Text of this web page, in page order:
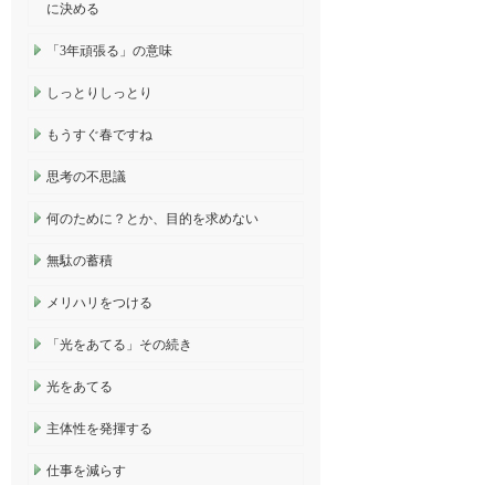
に決める
「3年頑張る」の意味
しっとりしっとり
もうすぐ春ですね
思考の不思議
何のために？とか、目的を求めない
無駄の蓄積
メリハリをつける
「光をあてる」その続き
光をあてる
主体性を発揮する
仕事を減らす